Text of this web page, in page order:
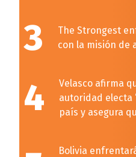
3
The Strongest
con la misión de
4
Velasco afirma
autoridad electa
país y asegura
Bolivia